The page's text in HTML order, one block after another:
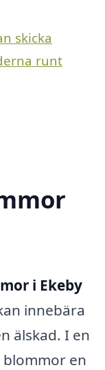
skicka
runt
i Ekeby
innebära
älskad. I en
en